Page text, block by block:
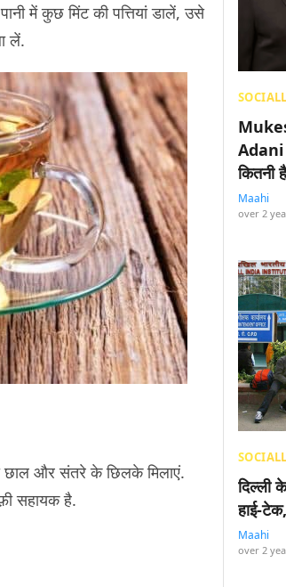
में कुछ मिंट की पत्तियां डालें, उसे
लें.
छाल और संतरे के छिलके मिलाएं.
सहायक है.
Adani
कितनी
Maahi
over 2
दिल्ली
हाई-
Maahi
over 2